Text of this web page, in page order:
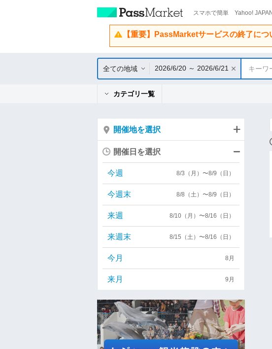
スマホで簡単 Yahoo!
【重要】PassMarketサービスの終了につ
全ての地域 2026/6/20 ～ 2026/6/21 キーワ
カテゴリ一覧
開催地を選択
開催日を選択
今週 8/3（月）〜8/9（日）
今週末 8/8（土）〜8/9（日）
来週 8/10（月）〜8/16（日）
来週末 8/15（土）〜8/16（日）
今月 8月
来月 9月